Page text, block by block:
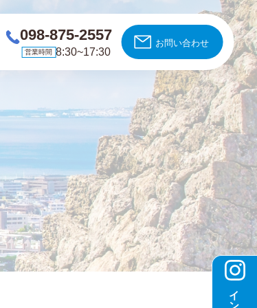
098-875-2557
営業時間 8:30~17:30
お問い合わせ